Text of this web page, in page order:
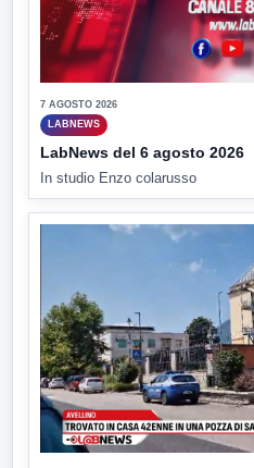
7 AGOSTO 2026
LABNEWS
LabNews del 6 agosto 2026
In studio Enzo colarusso